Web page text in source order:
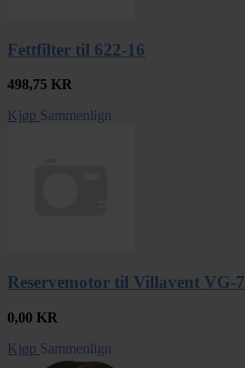
Fettfilter til 622-16
498,75 KR
Kjøp Sammenlign
Reservemotor til Villavent VG-7
0,00 KR
Kjøp Sammenlign